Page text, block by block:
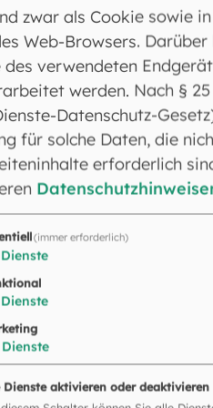
von uns, denen wir
erregt haben. Deshalb
mit unseren geliebten
unseres Herrn, ihr
auch mündlich
wir haben beschlossen,
Blut,
wohl!
und sie
den Brief. Sie lasen ihn
57 (56),8-9.10-11 (R: vgl.
/ mein Herz ist bereit,
und Leier!Ich will
den Völkern,dir vor
zwar als Cookie sowie
Web-Browsers.
des verwendeten
werden. Nach §
Datenschutz-
für solche Daten, die
erforderlich
(immer erforderlich)
Dienste
Dienste
Dienste
Dienste aktivieren oder deaktivieren